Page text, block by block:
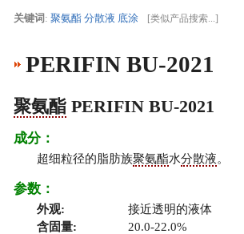
关键词 :聚氨酯 分散液 底涂 [类似产品搜索...]
PERIFIN BU-2021
聚氨酯 PERIFIN BU-2021
成分：
超细粒径的脂肪族聚氨酯水分散液。
参数：
外观:
接近透明的液体
含固量:
20.0-22.0%